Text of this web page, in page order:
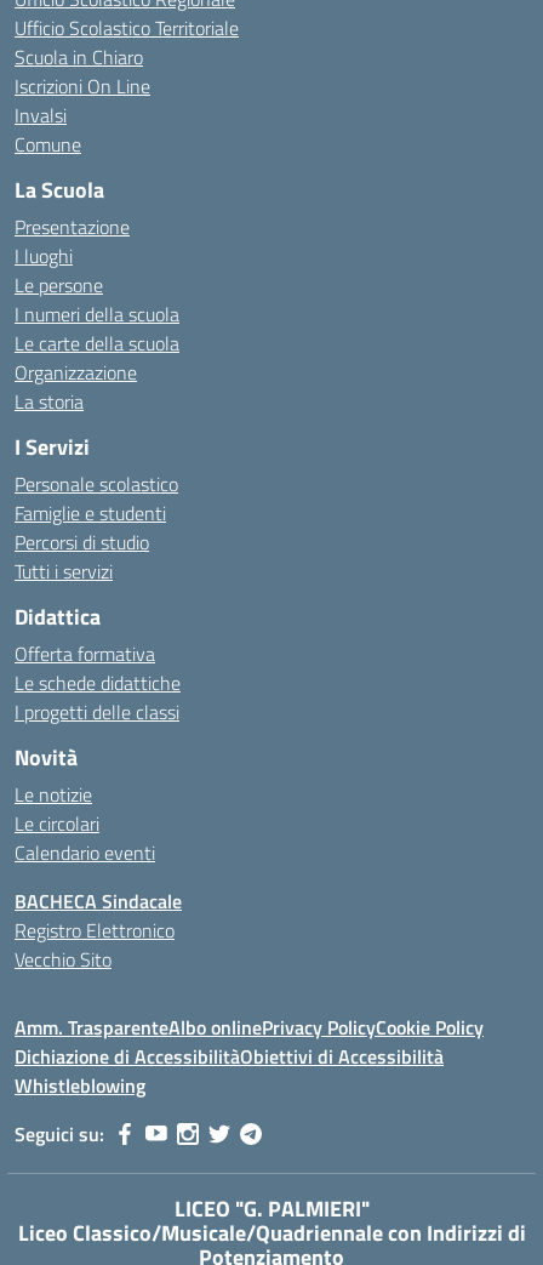
Ufficio Scolastico Territoriale
Scuola in Chiaro
Iscrizioni On Line
Invalsi
Comune
La Scuola
Presentazione
I luoghi
Le persone
I numeri della scuola
Le carte della scuola
Organizzazione
La storia
I Servizi
Personale scolastico
Famiglie e studenti
Percorsi di studio
Tutti i servizi
Didattica
Offerta formativa
Le schede didattiche
I progetti delle classi
Novità
Le notizie
Le circolari
Calendario eventi
BACHECA Sindacale
Registro Elettronico
Vecchio Sito
Amm. TrasparenteAlbo onlinePrivacy PolicyCookie Policy
Dichiazione di AccessibilitàObiettivi di Accessibilità
Whistleblowing
Seguici su:
LICEO "G. PALMIERI"
Liceo Classico/Musicale/Quadriennale con Indirizzi di
Potenziamento